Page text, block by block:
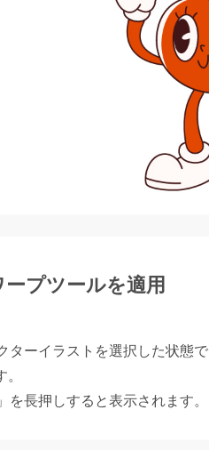
プツールを適用
ターイラストを選択した状態
を長押しすると表示されます。